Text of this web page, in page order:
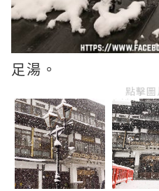
足湯。
點擊